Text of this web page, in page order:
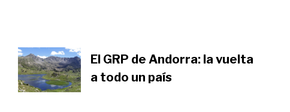
El GRP de Andorra: la vuelta
a todo un país